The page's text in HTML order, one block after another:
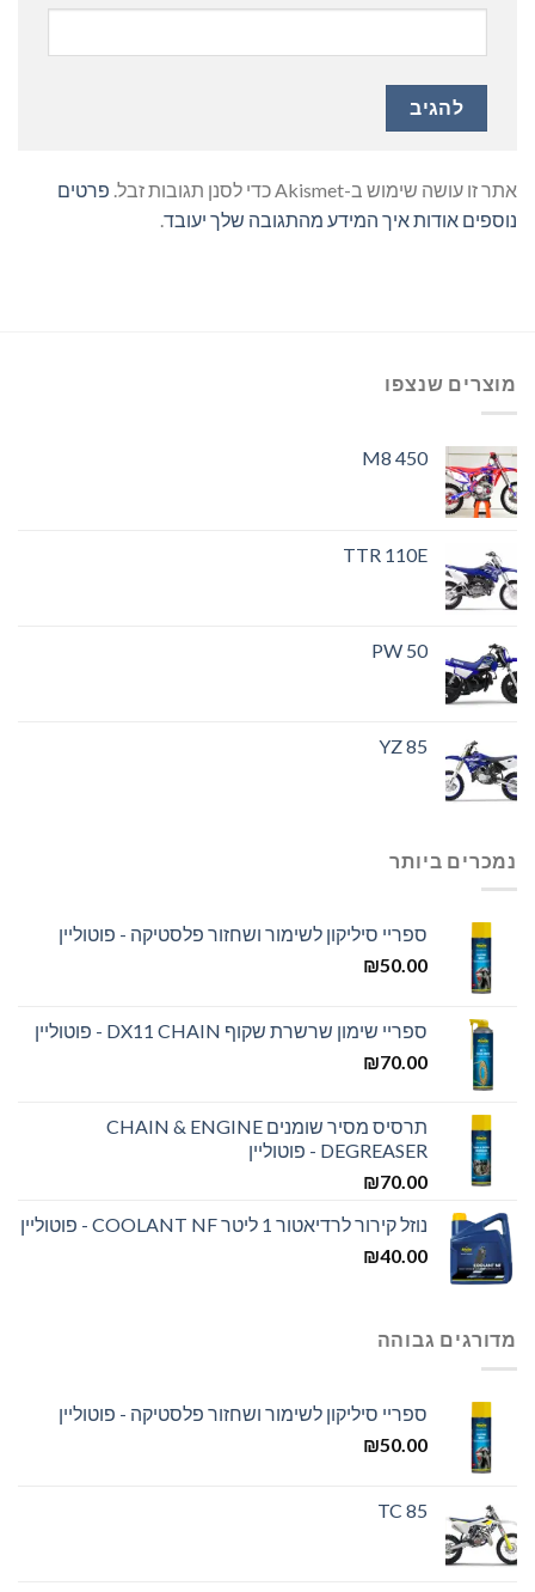
אתר זו עושה שימוש ב-Akismet כדי לסנן תגובות זבל.
פרטים
נוספים אודות איך המידע מהתגובה שלך יעובד.
מוצרים שנצפו
M8 450
TTR 110E
PW 50
YZ 85
נמכרים ביותר
ספריי סיליקון לשימור ושחזור פלסטיקה - פוטוליין
₪50.00
ספריי שימון שרשרת שקוף DX11 CHAIN - פוטוליין
₪70.00
תרסיס מסיר שומנים CHAIN & ENGINE
DEGREASER - פוטוליין
₪70.00
נוזל קירור לרדיאטור 1 ליטר COOLANT NF - פוטוליין
₪40.00
מדורגים גבוהה
ספריי סיליקון לשימור ושחזור פלסטיקה - פוטוליין
₪50.00
TC 85